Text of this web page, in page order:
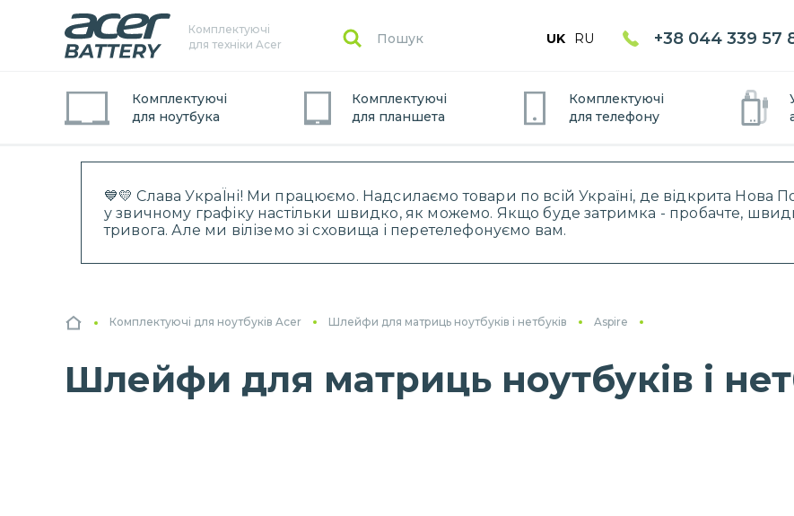
💙💛 Слава УкраЇні! Ми працюємо. Надсилаємо товари по всій Україні, де відкрита
у звичному графіку настільки швидко, як можемо. Якщо буде затримка - пробачте,
тривога. Але ми віліземо зі сховища і перетелефонуємо вам.
Комплектуючі
для техніки Acer
UK RU +38 044 339 57
Комплектуючі
для ноутбука
Комплектуючі
для планшета
Комплектуючі
для телефону
Комплектуючі для ноутбуків Acer Шлейфи для матриць ноутбуків і нетбуків Aspire
Шлейфи для матриць ноутбуків і